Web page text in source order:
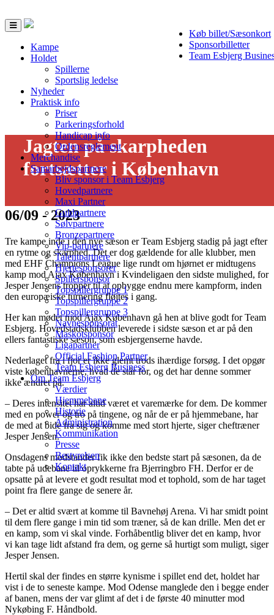
Køb billet/Sæsonkort
Sponsorbilletter
Team Esbjerg
Toggle
navigation
Kampe
Holdet
Spillerne
Sportslig ledelse
Nyheder
Praktisk info
Priser
Parkeringsforhold
Handicap info
Ordensreglement
Merchandise
Samarbejdspartnere
Bliv sponsor i Team Esbjerg
Hovedpartnere
Maxi Partner
Guldpartnere
Sølvpartnere
Bronzepartnere
Vip-partnere
Talentpartnere
Hjertesponsorer
Spillersponsor
Topspillergruppe 1
Topspillergruppe 2
Topspillergruppe 3
Navnesponsorat
Maskotsponsor
Ligapartner
Official Fashion Partner
Team Esbjerg Business
Om Team Esbjerg
Værdier
Hjemmebane
Historie
Administration
Kommunikation
Presse
Bestyrelsen
Kontakt
Jagten på skarpheden
fortsætter i København
06/09 - 2023
Tre kampe inde i den nye sæson er Team Esbjerg stadig på jagt efter
en rytme og skarphed. Det er dog gældende for alle klubber, men
med EHF Champions League lige rundt om hjørnet er midtugens
kamp mod Ajax København i Kvindeligaen den sidste mulighed, for
Jesper Jensens tropper til at opbygge endnu mere kampform, inden
den europæiske turnering fløjtes i gang.
Her kan mødet mod Ajax København gå hen at blive godt for Team
Esbjerg. Hovedstadsklubben leverede i sidste sæson et ar på den
ellers fantastiske sæson, som esbjergenserne havde.
Nederlaget fra i fjor er ikke glemt trods ihærdige forsøg. I det opgør
viste københavnerne, hvad de står for, og det har denne sommer
ikke ændret på.
– Deres intensitet har altid været et varemærke for dem. De kommer
med en power og tro på tingene, og når de er på hjemmebane, har
de med at bide fra sig og komme med stort hjerte, siger cheftræner
Jesper Jensen.
Onsdagens modstander fik ikke den bedste start på sæsonen, da de
tabte på udebane til oprykkerne fra Bjerringbro FH. Derfor er de
opsatte på at levere et godt resultat mod et tophold, som de har taget
point fra flere gange de senere år.
– Det er altid svært at komme til Bavnehøj Arena. Vi har smidt point
til dem flere gange i min tid som træner, så de kan drille. Men det er
en kamp, som vi skal vinde. Forhåbentlig bliver det en kamp, hvor
vi kan tage lidt afstand fra dem, og gerne så hurtigt som muligt, siger
Jesper Jensen.
Hertil skal der findes en større kynisme i spillet end det, holdet har
vist i de to seneste kampe. Mod Odense manglede den i begge ender
af banen, mens der var glimt af det i de første 40 minutter mod
Nykøbing F. Håndbold.